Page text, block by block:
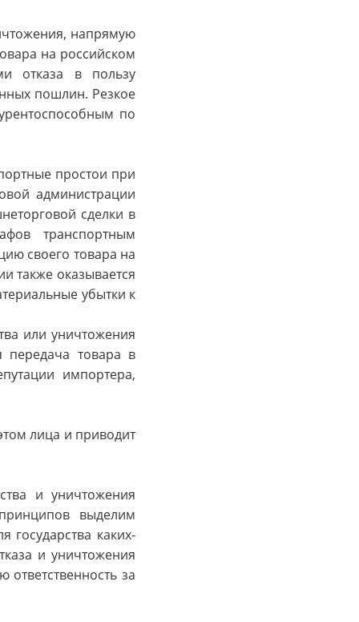
напрямую
на российском
отказа в пользу
пошлин. Резкое
по
простои при
администрации
сделки в
транспортным
своего товара на
также оказывается
убытки к
или уничтожения
передача товара в
импортера,
лица и приводит
и уничтожения
выделим
каких-
и уничтожения
за